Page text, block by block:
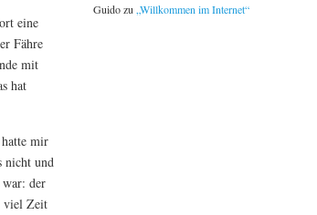
eine
Fähre
mit
hat
mir
nicht und
war: der
viel Zeit
Guidozu „Willkommen im Internet“